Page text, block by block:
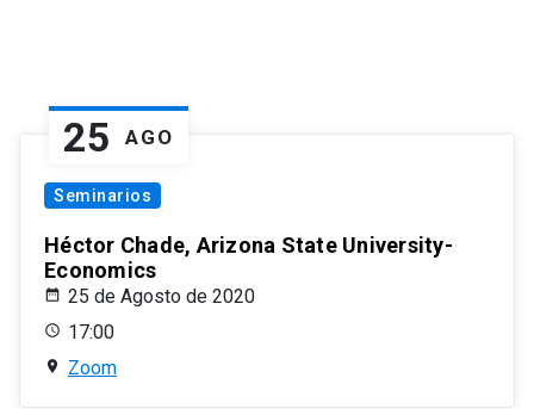
25 AGO
Seminarios
Héctor Chade, Arizona State University-
Economics
25 de Agosto de 2020
17:00
Zoom